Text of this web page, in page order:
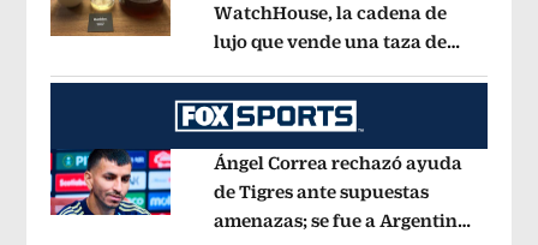
Opens in new window
WatchHouse, la cadena de
lujo que vende una taza de
Opens in new window
Ángel Correa rechazó ayuda
de Tigres ante supuestas
amenazas; se fue a Argentina